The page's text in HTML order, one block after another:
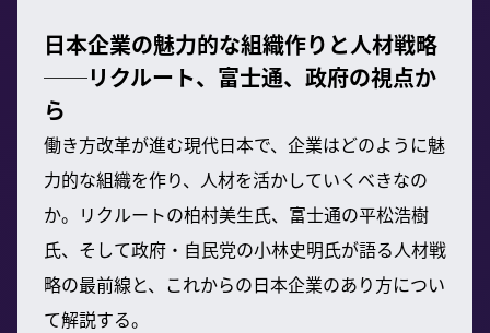
日本企業の魅力的な組織作りと人材戦略
──リクルート、富士通、政府の視点か
ら
働き方改革が進む現代日本で、企業はどのように魅
力的な組織を作り、人材を活かしていくべきなの
か。リクルートの柏村美生氏、富士通の平松浩樹
氏、そして政府・自民党の小林史明氏が語る人材戦
略の最前線と、これからの日本企業のあり方につい
て解説する。